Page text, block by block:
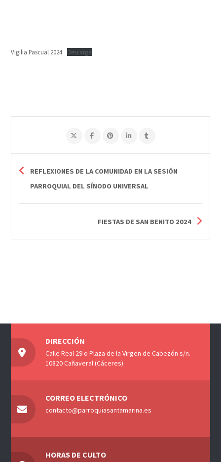
Vigilia Pascual 2024 Descarga
REFLEXIONES DE LA COMUNIDAD EN LA SESIÓN
PARROQUIAL DEL SÍNODO UNIVERSAL
FIESTAS DE SAN BENITO 2024
DIRECCIÓN
Calle Real 29 o Plaza de la Virgen de Cabezón s/n.
10820 Cañaveral (Cáceres)
CORREO ELECTRÓNICO
contacto@parroquiasantamarina.es
HORAS DE CULTO